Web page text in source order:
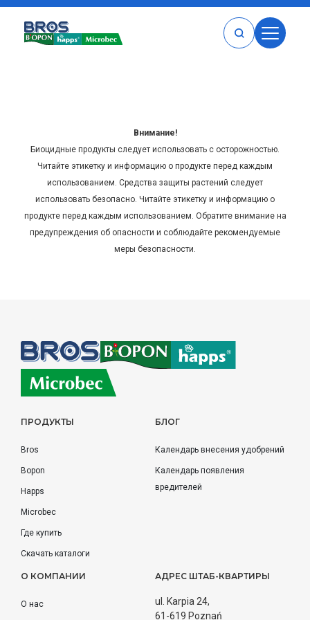
HAPPS ПРОДУКТЫ
MICROBEC ПРОДУКТЫ
КАТАЛОГИ
ГДЕ КУПИТЬ
КАРЬЕРА
Внимание!
Биоцидные продукты следует использовать с осторожностью.
Читайте этикетку и информацию о продукте перед каждым
использованием. Средства защиты растений следует
использовать безопасно. Читайте этикетку и информацию о
продукте перед каждым использованием. Обратите внимание на
предупреждения об опасности и соблюдайте рекомендуемые
меры безопасности.
ПРОДУКТЫ
Bros
Bopon
Happs
Microbec
Где купить
Скачать каталоги
БЛОГ
Календарь внесения удобрений
Календарь появления
вредителей
О КОМПАНИИ
О нас
АДРЕС ШТАБ-КВАРТИРЫ
ul. Karpia 24,
61-619 Poznań